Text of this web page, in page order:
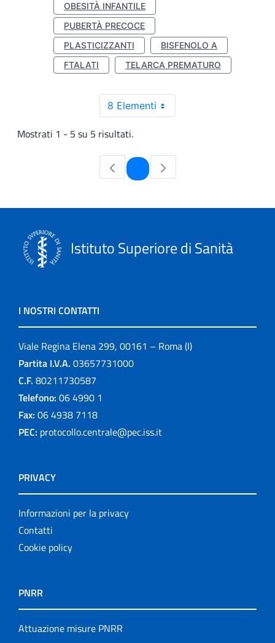
OBESITÀ INFANTILE
PUBERTÀ PRECOCE
PLASTICIZZANTI
BISFENOLO A
FTALATI
TELARCA PREMATURO
8 Elementi
Mostrati 1 - 5 su 5 risultati.
Pagina
Istituto Superiore di Sanità
I NOSTRI CONTATTI
Viale Regina Elena 299, 00161 – Roma (I)
Partita I.V.A. 03657731000
C.F. 80211730587
Telefono: 06 4990 1
Fax: 06 4938 7118
PEC: protocollo.centrale@pec.iss.it
PRIVACY
Informazioni per la privacy
Contatti
Cookie policy
PNRR
Attuazione misure PNRR